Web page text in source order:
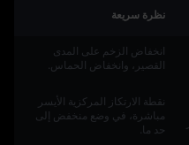
نظرة سريعة
انخفاض الزخم على المدى
القصير، وانخفاض الحماس.
نقطة الارتكاز المركزية الأيسر
مباشرة، في وضع منخفض إلى
حد ما.